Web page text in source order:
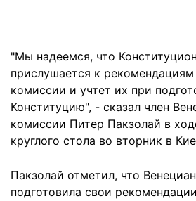
"Мы надеемся, что
прислушается к
комиссии и учтет их при
Конституцию", - сказал член
комиссии Питер Пакзолай в
круглого стола во вторник в
Пакзолай отметил, что
подготовила свои